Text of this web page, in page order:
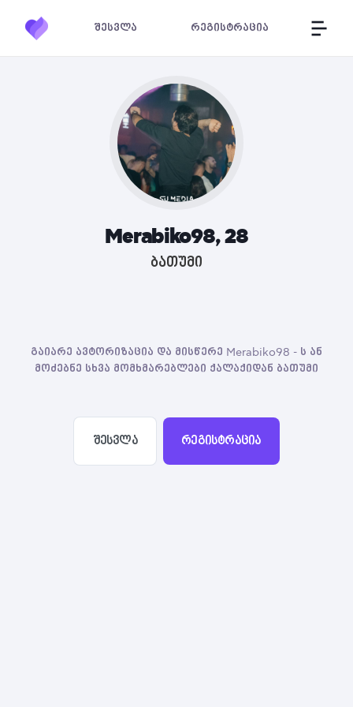
შესვლა რეგისტრაცია
Merabiko98, 28
ბათუმი
გაიარე ავტორიზაცია და მისწერე Merabiko98 - ს ან
მოძებნე სხვა მომხმარებლები ქალაქიდან ბათუმი
შესვლა რეგისტრაცია